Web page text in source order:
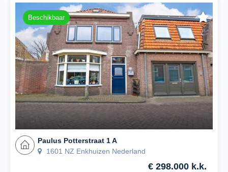
Beschikbaar
Paulus Potterstraat 1 A
1601 NZ Enkhuizen Nederland
€ 298.000 k.k.